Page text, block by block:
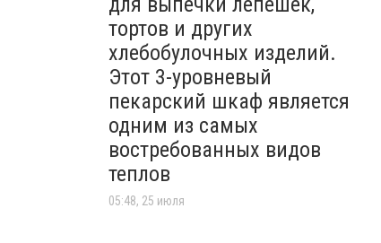
тортов и других
хлебобулочных изделий.
Этот 3-уровневый
пекарский шкаф является
одним из самых
востребованных видов
теплов
05:48, 25 июля